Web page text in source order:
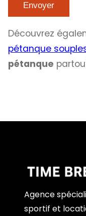
Découvrez
pétanque
pétanque
Agence
sportif et